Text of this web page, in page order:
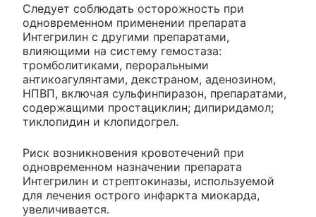
Следует соблюдать осторожность при
одновременном применении препарата
Интегрилин с другими препаратами,
влияющими на систему гемостаза:
тромболитиками, пероральными
антикоагулянтами, декстраном, аденозином,
НПВП, включая сульфинпиразон, препаратами,
содержащими простациклин; дипиридамол;
тиклопидин и клопидогрел.
Риск возникновения кровотечений при
одновременном назначении препарата
Интегрилин и стрептокиназы, используемой
для лечения острого инфаркта миокарда,
увеличивается.